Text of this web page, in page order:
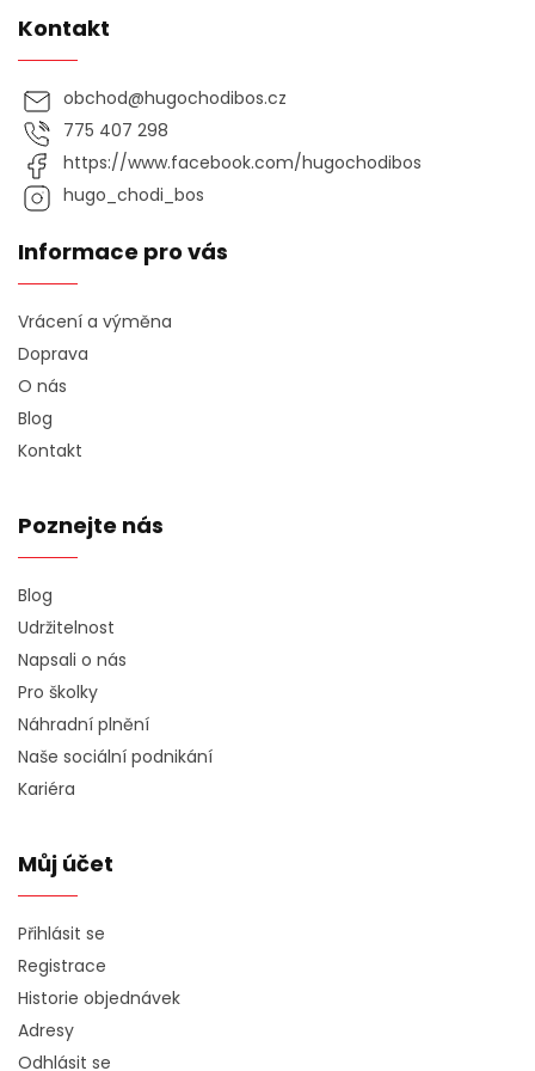
Kontakt
obchod@hugochodibos.cz
775 407 298
https://www.facebook.com/hugochodibos
hugo_chodi_bos
Informace pro vás
Vrácení a výměna
Doprava
O nás
Blog
Kontakt
Poznejte nás
Blog
Udržitelnost
Napsali o nás
Pro školky
Náhradní plnění
Naše sociální podnikání
Kariéra
Můj účet
Přihlásit se
Registrace
Historie objednávek
Adresy
Odhlásit se